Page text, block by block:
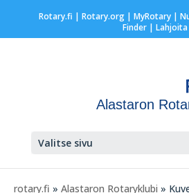
Rotary.fi | Rotary.org| MyRotary |
Finder| Lahjoita
Alastaron
Valitse sivu
rotary.fi » Alastaron Rotaryklubi »